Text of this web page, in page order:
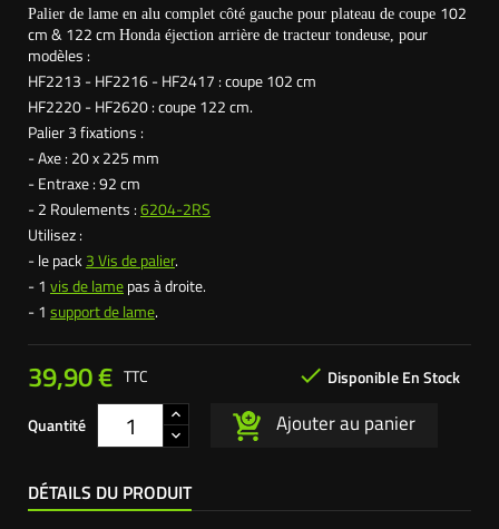
Palier de lame en alu complet côté gauche pour plateau de coupe 102
cm & 122 cm Honda éjection arrière de tracteur tondeuse, pour
modèles :
HF2213 - HF2216 - HF2417 : coupe 102 cm
HF2220 - HF2620 : coupe 122 cm.
Palier 3 fixations :
- Axe : 20 x 225 mm
- Entraxe : 92 cm
- 2 Roulements :6204-2RS
Utilisez :
- le pack3 Vis de palier.
- 1 vis de lamepas à droite.
- 1 support de lame.
39,90 €  Disponible En Stock
TTC
Quantité Ajouter au panier
DÉTAILS DU PRODUIT